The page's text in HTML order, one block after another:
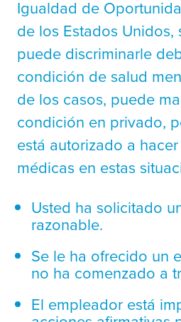
Igualdad de
de los Estados Unidos,
puede discriminarle
condición de salud
de los casos, puede
condición en privado,
está autorizado a
médicas en estas
Usted ha solicitado
razonable.
Se le ha ofrecido un
no ha comenzado a
El empleador está